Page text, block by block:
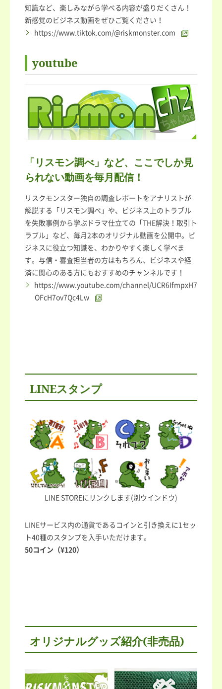
知識など、楽しみながら学べる内容が盛りだくさん！
新感覚のビジネス動画をぜひご覧ください！
https://www.tiktok.com/@riskmonster.com
youtube
「リスモン調べ」など、ここでしか見
られない動画を毎月配信！
リスクモンスター独自の調査レポートをアナリストが
解説する「リスモン調べ」や、ビジネス上のトラブル
を失敗事例から学ぶドラマ仕立ての「THE解決！取引ト
ラブル」など、毎月2本のオリジナル動画を公開中。ビ
ジネスに役立つ知識を、わかりやすく楽しく学べま
す。与信・審査担当者の方はもちろん、ビジネスや経
済に関心のある方にもおすすめのチャンネルです！
https://www.youtube.com/channel/UCR6IfmpxH7
OFcH7ov7Qc4Lw
LINEスタンプ
LINE STOREにリンクします(別ウインドウ)
LINEサービス内の通貨であるコインと引き換えに1セッ
ト40種のスタンプを入手いただけます。
50コイン（¥120）
オリジナルグッズ紹介(非売品)